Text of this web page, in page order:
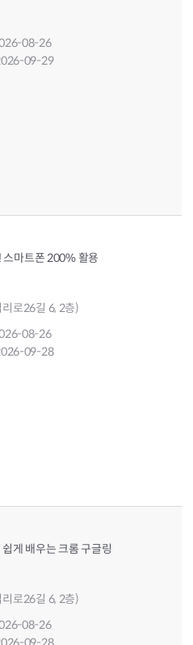
08-26
09-29
스마트폰 200% 활용
로26길 6, 2층)
08-26
09-28
게 배우는 크롬 구글링
로26길 6, 2층)
08-26